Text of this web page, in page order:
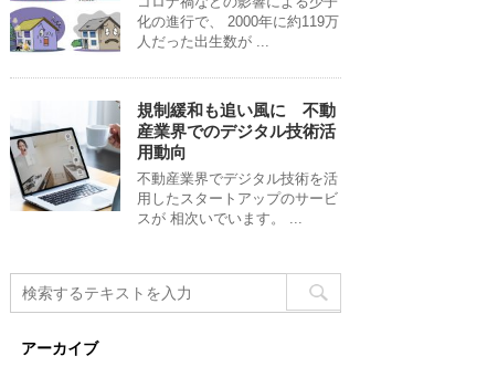
化の進行で、 2000年に約119万
人だった出生数が ...
規制緩和も追い風に 不動
産業界でのデジタル技術活
用動向
不動産業界でデジタル技術を活
用したスタートアップのサービ
スが 相次いでいます。 ...
アーカイブ